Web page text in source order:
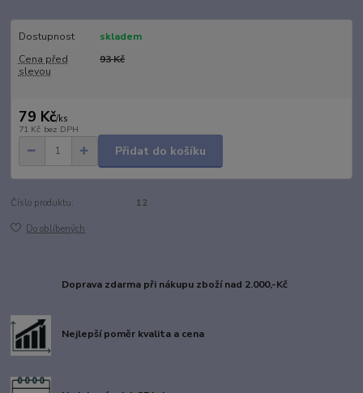
Dostupnost
skladem
Cena před
slevou
93 Kč
79 Kč/ks
71 Kč bez DPH
Přidat do košíku
Číslo produktu: 12
Do oblíbených
Doprava zdarma při nákupu zboží nad 2.000,-Kč
Nejlepší poměr kvalita a cena